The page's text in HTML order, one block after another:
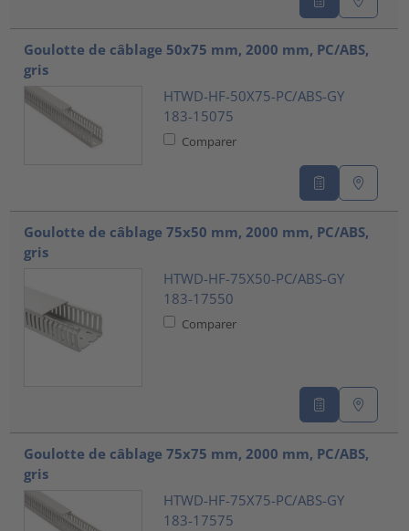
Goulotte de câblage 50x75 mm, 2000 mm, PC/ABS,
gris
HTWD-HF-50X75-PC/ABS-GY
183-15075
Comparer
Goulotte de câblage 75x50 mm, 2000 mm, PC/ABS,
gris
HTWD-HF-75X50-PC/ABS-GY
183-17550
Comparer
Goulotte de câblage 75x75 mm, 2000 mm, PC/ABS,
gris
HTWD-HF-75X75-PC/ABS-GY
183-17575